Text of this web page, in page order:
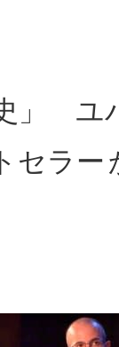
」
セラー